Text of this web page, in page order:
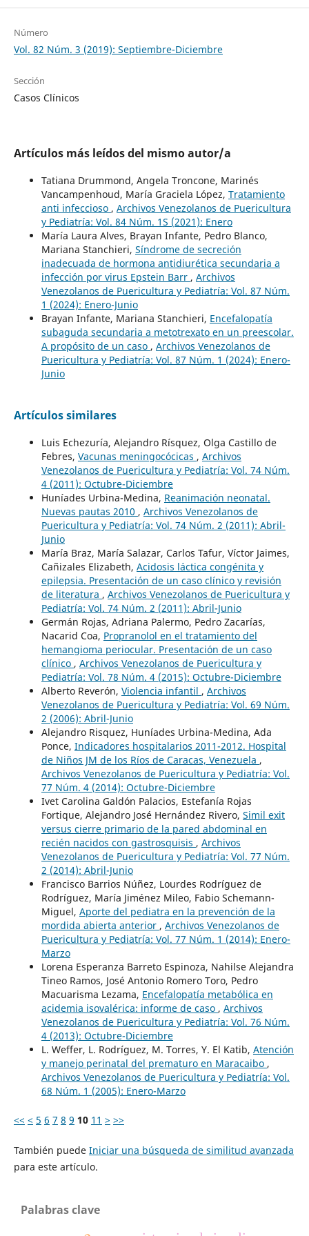
Número
Vol. 82 Núm. 3 (2019): Septiembre-Diciembre
Sección
Casos Clínicos
Artículos más leídos del mismo autor/a
Tatiana Drummond, Angela Troncone, Marinés
Vancampenhoud, María Graciela López, Tratamiento
anti infeccioso , Archivos Venezolanos de Puericultura
y Pediatría: Vol. 84 Núm. 1S (2021): Enero
María Laura Alves, Brayan Infante, Pedro Blanco,
Mariana Stanchieri, Síndrome de secreción
inadecuada de hormona antidiurética secundaria a
infección por virus Epstein Barr , Archivos
Venezolanos de Puericultura y Pediatría: Vol. 87 Núm.
1 (2024): Enero-Junio
Brayan Infante, Mariana Stanchieri, Encefalopatía
subaguda secundaria a metotrexato en un preescolar.
A propósito de un caso , Archivos Venezolanos de
Puericultura y Pediatría: Vol. 87 Núm. 1 (2024): Enero-
Junio
Artículos similares
Luis Echezuría, Alejandro Rísquez, Olga Castillo de
Febres, Vacunas meningocócicas , Archivos
Venezolanos de Puericultura y Pediatría: Vol. 74 Núm.
4 (2011): Octubre-Diciembre
Huníades Urbina-Medina, Reanimación neonatal.
Nuevas pautas 2010 , Archivos Venezolanos de
Puericultura y Pediatría: Vol. 74 Núm. 2 (2011): Abril-
Junio
María Braz, María Salazar, Carlos Tafur, Víctor Jaimes,
Cañizales Elizabeth, Acidosis láctica congénita y
epilepsia. Presentación de un caso clínico y revisión
de literatura , Archivos Venezolanos de Puericultura y
Pediatría: Vol. 74 Núm. 2 (2011): Abril-Junio
Germán Rojas, Adriana Palermo, Pedro Zacarías,
Nacarid Coa, Propranolol en el tratamiento del
hemangioma periocular. Presentación de un caso
clínico , Archivos Venezolanos de Puericultura y
Pediatría: Vol. 78 Núm. 4 (2015): Octubre-Diciembre
Alberto Reverón, Violencia infantil , Archivos
Venezolanos de Puericultura y Pediatría: Vol. 69 Núm.
2 (2006): Abril-Junio
Alejandro Risquez, Huníades Urbina-Medina, Ada
Ponce, Indicadores hospitalarios 2011-2012. Hospital
de Niños JM de los Ríos de Caracas, Venezuela ,
Archivos Venezolanos de Puericultura y Pediatría: Vol.
77 Núm. 4 (2014): Octubre-Diciembre
Ivet Carolina Galdón Palacios, Estefanía Rojas
Fortique, Alejandro José Hernández Rivero, Simil exit
versus cierre primario de la pared abdominal en
recién nacidos con gastrosquisis , Archivos
Venezolanos de Puericultura y Pediatría: Vol. 77 Núm.
2 (2014): Abril-Junio
Francisco Barrios Núñez, Lourdes Rodríguez de
Rodríguez, María Jiménez Mileo, Fabio Schemann-
Miguel, Aporte del pediatra en la prevención de la
mordida abierta anterior , Archivos Venezolanos de
Puericultura y Pediatría: Vol. 77 Núm. 1 (2014): Enero-
Marzo
Lorena Esperanza Barreto Espinoza, Nahilse Alejandra
Tineo Ramos, José Antonio Romero Toro, Pedro
Macuarisma Lezama, Encefalopatía metabólica en
acidemia isovalérica: informe de caso , Archivos
Venezolanos de Puericultura y Pediatría: Vol. 76 Núm.
4 (2013): Octubre-Diciembre
L. Weffer, L. Rodríguez, M. Torres, Y. El Katib, Atención
y manejo perinatal del prematuro en Maracaibo ,
Archivos Venezolanos de Puericultura y Pediatría: Vol.
68 Núm. 1 (2005): Enero-Marzo
<< < 5 6 7 8 9 10 11 > >>
También puede Iniciar una búsqueda de similitud avanzada
para este artículo.
Palabras clave